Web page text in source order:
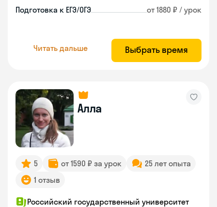
Подготовка к ЕГЭ/ОГЭ от 1880 ₽ / урок
Читать дальше Выбрать время
Алла
5 от 1590 ₽ за урок
25 лет опыта
1 отзыв
Российский государственный университет